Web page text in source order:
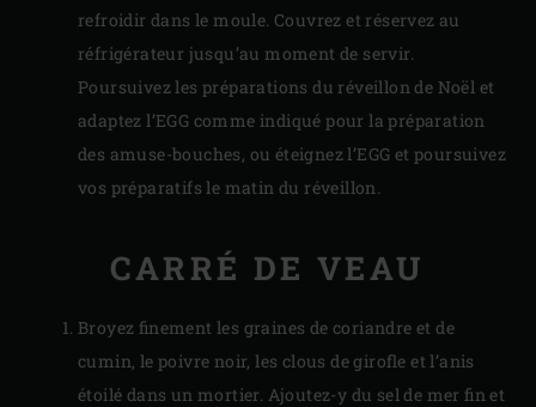
refroidir dans le moule. Couvrez et réservez au
réfrigérateur jusqu’au moment de servir.
Poursuivez les préparations du réveillon de Noël et
adaptez l’EGG comme indiqué pour la préparation
des amuse-bouches, ou éteignez l’EGG et poursuivez
vos préparatifs le matin du réveillon.
CARRÉ DE VEAU
Broyez finement les graines de coriandre et de
cumin, le poivre noir, les clous de girofle et l’anis
étoilé dans un mortier. Ajoutez-y du sel de mer fin et